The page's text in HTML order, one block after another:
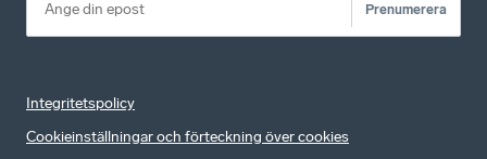
Prenumerera
Integritetspolicy
Cookieinställningar och förteckning över cookies